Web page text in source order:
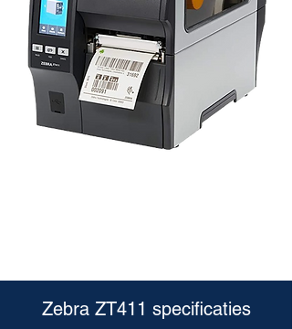
Zebra ZT411 specificaties